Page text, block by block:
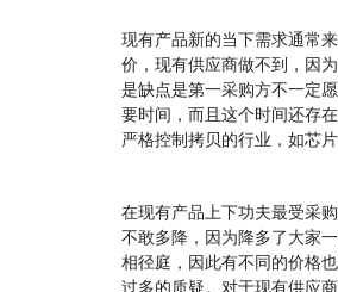
现有产品新的当下需求通常
价，现有供应商做不到，因
是缺点是第一采购方不一定
要时间，而且这个时间还存
严格控制拷贝的行业，如芯
在现有产品上下功夫最受采
不敢多降，因为降多了大家
相径庭，因此有不同的价格
过多的质疑。对于现有供应